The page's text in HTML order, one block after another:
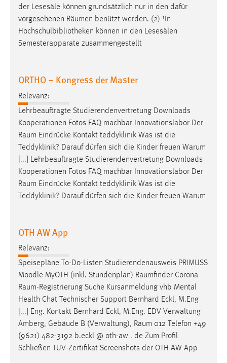
der Lesesäle können grundsätzlich nur in den dafür
vorgesehenen Räumen benützt werden. (2) ¹In
Hochschulbibliotheken können in den Lesesälen
Semesterapparate zusammengestellt
ORTHO – Kongress der Master
Relevanz:
Lehrbeauftragte Studierendenvertretung Downloads
Kooperationen Fotos FAQ machbar Innovationslabor Der
Raum Eindrücke Kontakt teddyklinik Was ist die
Teddyklinik? Darauf dürfen sich die Kinder freuen Warum
[...] Lehrbeauftragte Studierendenvertretung Downloads
Kooperationen Fotos FAQ machbar Innovationslabor Der
Raum Eindrücke Kontakt teddyklinik Was ist die
Teddyklinik? Darauf dürfen sich die Kinder freuen Warum
OTH AW App
Relevanz:
Speisepläne To-Do-Listen Studierendenausweis PRIMUSS
Moodle MyOTH (inkl. Stundenplan) Raumfinder Corona
Raum-Registrierung Suche Kursanmeldung vhb Mental
Health Chat Technischer Support Bernhard Eckl, M.Eng
[...] Eng. Kontakt Bernhard Eckl, M.Eng. EDV Verwaltung
Amberg, Gebäude B (Verwaltung), Raum 012 Telefon +49
(9621) 482-3192 b.eckl @ oth-aw . de Zum Profil
Schließen TÜV-Zertifikat Screenshots der OTH AW App
verwendet, um personalisierte Werbung anzuzeigen.
Sie tun dies, indem sie Besucher über Websites
hinweg verfolgen.
Name:
Anbieter:
Google Ireland Limited
Zweck:
Conversion-Tracking
Cookie Laufzeit:
3 Monate
_fbp
Facebook
Zweck:
Conversion-Tracking
Cookie Laufzeit:
3 Monate